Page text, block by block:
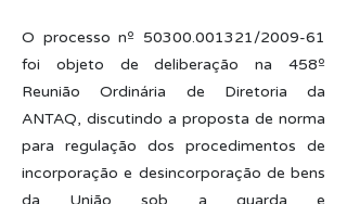
O processo nº 50300.001321/2009-61
foi objeto de deliberação na 458º
Reunião Ordinária de Diretoria da
ANTAQ, discutindo a proposta de norma
para regulação dos procedimentos de
incorporação e desincorporação de bens
da União sob a guarda e